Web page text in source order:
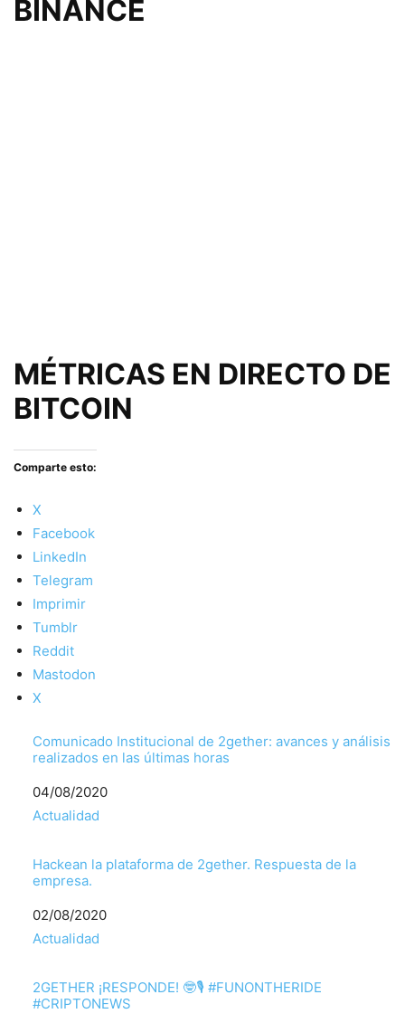
BINANCE
MÉTRICAS EN DIRECTO DE
BITCOIN
Comparte esto:
X
Facebook
LinkedIn
Telegram
Imprimir
Tumblr
Reddit
Mastodon
X
Comunicado Institucional de 2gether: avances y análisis
realizados en las últimas horas
Fecha
04/08/2020
Respecto a
Actualidad
Hackean la plataforma de 2gether. Respuesta de la
empresa.
Fecha
02/08/2020
Respecto a
Actualidad
2GETHER ¡RESPONDE! 🤓🎙️ #FUNONTHERIDE
#CRIPTONEWS